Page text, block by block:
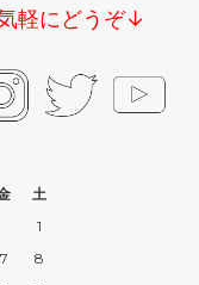
軽にどうぞ↓
土
1
7
8